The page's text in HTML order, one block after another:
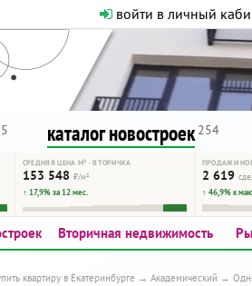
войти в личный
Никакого
как он помогает
каталог новостроек 254
СРЕДНЯЯ ЦЕНА М² · ВТОРИЧКА
153 548 ₽/м²
↑ 17,9% за 12 мес.
ПРОДАЖИ
2 619
↑ 46,9% к
Вторичная недвижимость
квартиру в Екатеринбурге Академический